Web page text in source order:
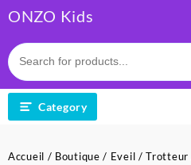
to
content
ONZO Kids
Category
Accueil / Boutique / Eveil /Trotteur